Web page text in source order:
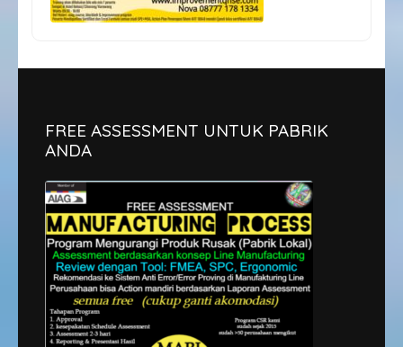
FREE ASSESSMENT UNTUK PABRIK
ANDA